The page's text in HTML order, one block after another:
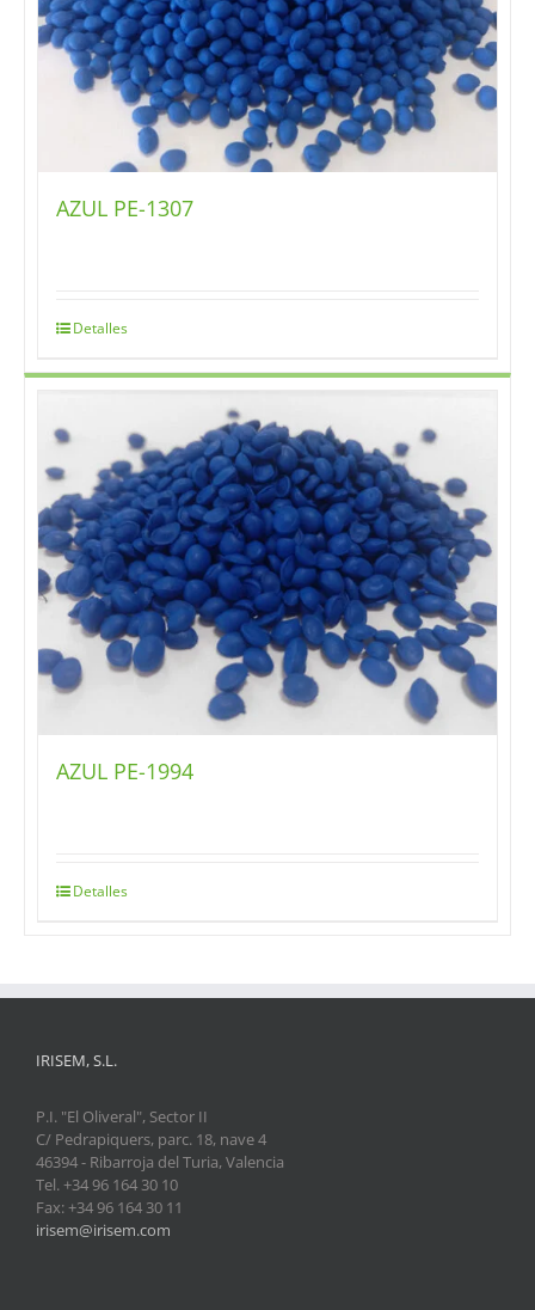
AZUL PE-1307
Detalles
AZUL PE-1994
Detalles
IRISEM, S.L.
P.I. "El Oliveral", Sector II
C/ Pedrapiquers, parc. 18, nave 4
46394 - Ribarroja del Turia, Valencia
Tel. +34 96 164 30 10
Fax: +34 96 164 30 11
irisem@irisem.com